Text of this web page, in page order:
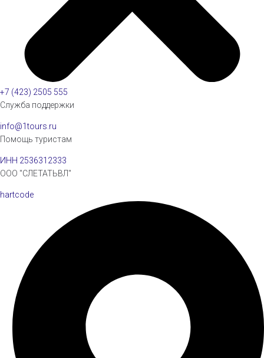
+7 (423) 2505 555
Служба поддержки
info@1tours.ru
Помощь туристам
ИНН 2536312333
ООО "СЛЕТАТЬВЛ"
hartcode